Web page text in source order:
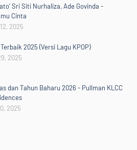
Sri Siti Nurhaliza, Ade Govinda -
Cinta
2025
2025 (Versi Lagu KPOP)
2025
dan Tahun Baharu 2026 - Pullman KLCC
2025